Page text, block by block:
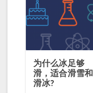
为什么冰足够
滑，适合滑雪和
滑冰?